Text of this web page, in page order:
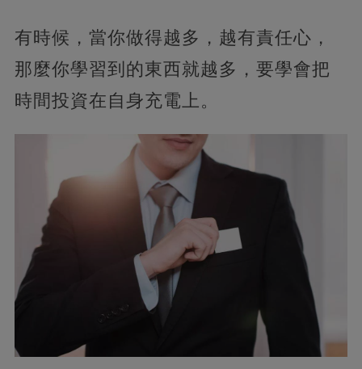
有時候，當你做得越多，越有責任心，
那麼你學習到的東西就越多，要學會把
時間投資在自身充電上。